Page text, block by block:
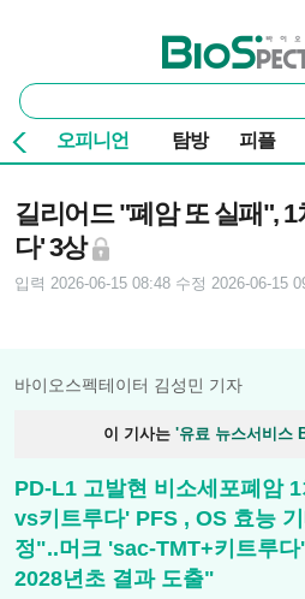
바이오스펙테이터
통
합
검
색
오피니언 탐방 피플
길리어드 "폐암 또 실패",
다' 3상
입력 2026-06-15 08:48 수정 2026-06-15
바이오스펙테이터 김성민 기자
이 기사는 '유료 뉴스서비스
PD-L1 고발현 비소세포폐암
vs키트루다' PFS , OS 효능
정"..머크 'sac-TMT+키트루
2028년초 결과 도출"